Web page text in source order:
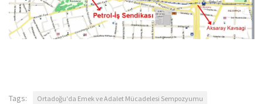
Tags: Ortadoğu'da Emek ve Adalet Mücadelesi Sempozyumu